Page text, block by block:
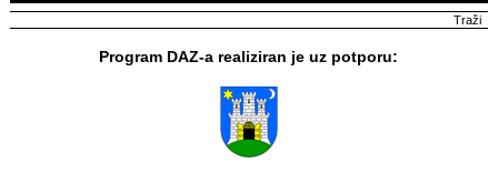
Program DAZ-a realiziran je uz potporu: